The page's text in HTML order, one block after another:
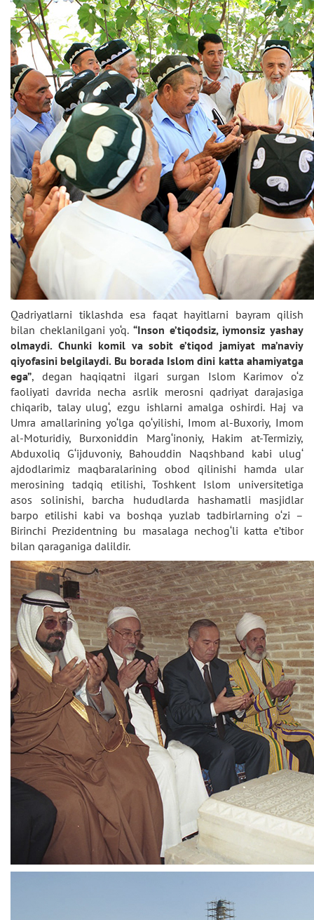
Qadriyatlarni tiklashda esa faqat hayitlarni bayram qilish
bilan cheklanilgani yo‘q. “Inson e’tiqodsiz, iymonsiz yashay
olmaydi. Chunki komil va sobit e’tiqod jamiyat ma’naviy
qiyofasini belgilaydi. Bu borada Islom dini katta ahamiyatga
ega”, degan haqiqatni ilgari surgan Islom Karimov o‘z
faoliyati davrida necha asrlik merosni qadriyat darajasiga
chiqarib, talay ulug‘, ezgu ishlarni amalga oshirdi. Haj va
Umra amallarining yo‘lga qo‘yilishi, Imom al-Buxoriy, Imom
al-Moturidiy, Burxoniddin Marg‘inoniy, Hakim at-Termiziy,
Abduxoliq G‘ijduvoniy, Bahouddin Naqshband kabi ulug‘
ajdodlarimiz maqbaralarining obod qilinishi hamda ular
merosining tadqiq etilishi, Toshkent Islom universitetiga
asos solinishi, barcha hududlarda hashamatli masjidlar
barpo etilishi kabi va boshqa yuzlab tadbirlarning o‘zi –
Birinchi Prezidentning bu masalaga nechog‘li katta e’tibor
bilan qaraganiga dalildir.